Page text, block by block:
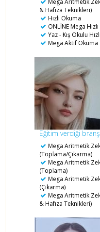
Mega Aritmetik
& Hafıza Teknikleri)
Hızlı Okuma
ONLİNE Mega
Yaz - Kış Okulu
Mega Aktif Okuma
Eğitim verdiği
Mega Aritmetik
(Toplama/Çıkarma)
Mega Aritmetik
(Toplama)
Mega Aritmetik
(Çıkarma)
Mega Aritmetik
& Hafıza Teknikleri)